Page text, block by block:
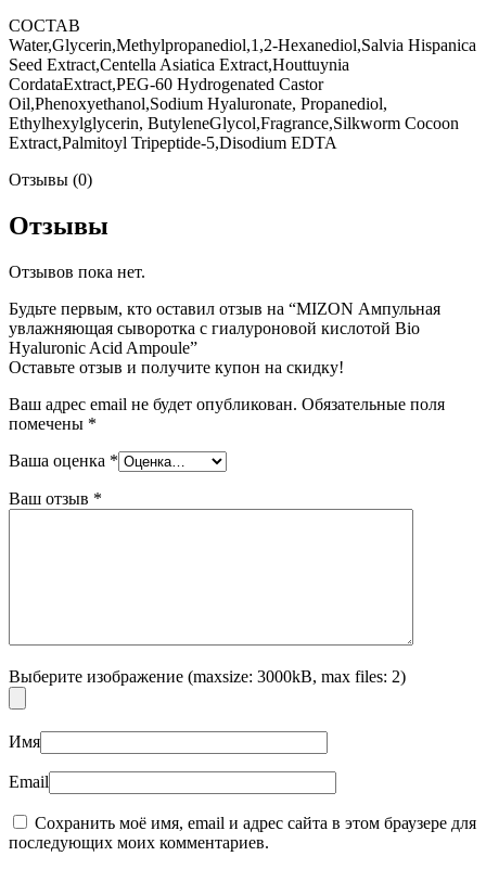
СОСТАВ
Water,Glycerin,Methylpropanediol,1,2-Hexanediol,Salvia Hispanica
Seed Extract,Centella Asiatica Extract,Houttuynia
CordataExtract,PEG-60 Hydrogenated Castor
Oil,Phenoxyethanol,Sodium Hyaluronate, Propanediol,
Ethylhexylglycerin, ButyleneGlycol,Fragrance,Silkworm Cocoon
Extract,Palmitoyl Tripeptide-5,Disodium EDTA
Отзывы (0)
Отзывы
Отзывов пока нет.
Будьте первым, кто оставил отзыв на “MIZON Ампульная
увлажняющая сыворотка с гиалуроновой кислотой Bio
Hyaluronic Acid Ampoule”
Оставьте отзыв и получите купон на скидку!
Ваш адрес email не будет опубликован. Обязательные поля
помечены *
Ваша оценка *
Ваш отзыв *
Выберите изображение (maxsize: 3000kB, max files: 2)
Имя
Email
Сохранить моё имя, email и адрес сайта в этом браузере для
последующих моих комментариев.